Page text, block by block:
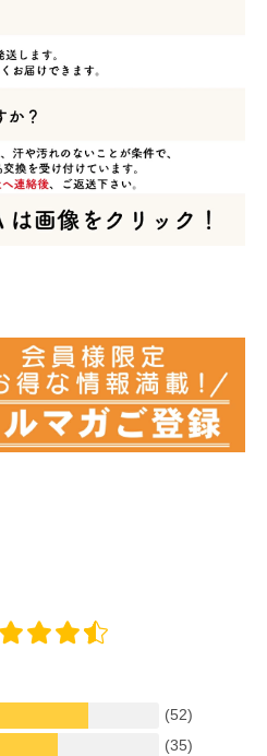
(52)
(35)